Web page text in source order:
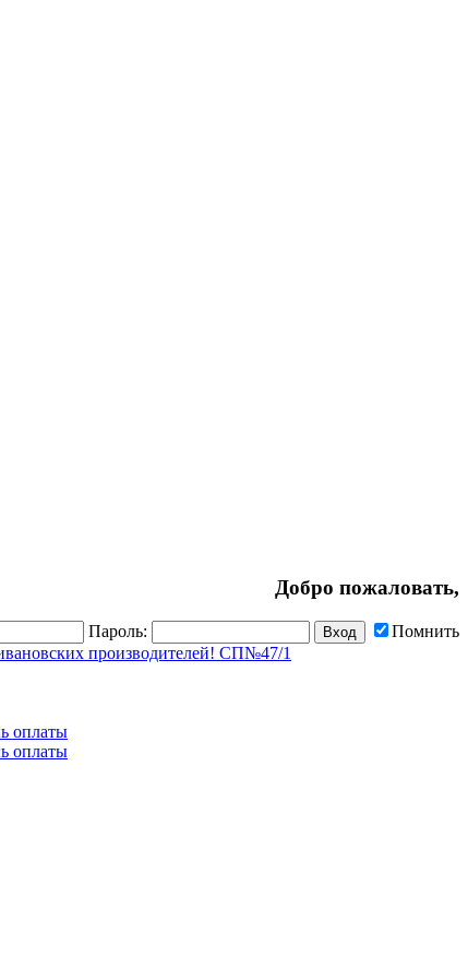
Добро пожаловать,
Пароль: Помнить